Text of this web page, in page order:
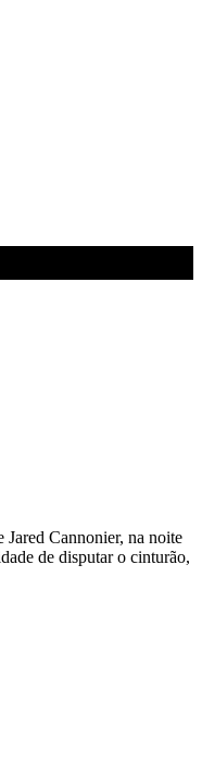
Cannonier, na noite
de disputar o cinturão,